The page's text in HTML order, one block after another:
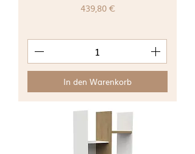
Preis
439,80 €
In den Warenkorb